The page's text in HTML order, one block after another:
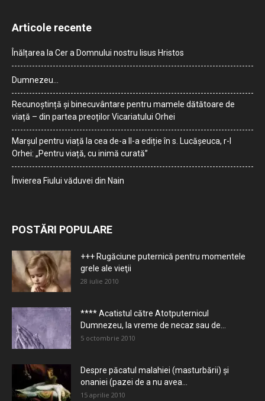
Articole recente
Înălțarea la Cer a Domnului nostru Iisus Hristos
Dumnezeu…
Recunoștință și binecuvântare pentru mamele dătătoare de
viață – din partea preoților Vicariatului Orhei
Marșul pentru viață la cea de-a II-a ediție în s. Lucășeuca, r-l
Orhei: „Pentru viață, cu inimă curată”
Învierea Fiului văduvei din Nain
POSTĂRI POPULARE
+++ Rugăciune puternică pentru momentele
grele ale vieţii
28 iulie 2010
**** Acatistul către Atotputernicul
Dumnezeu, la vreme de necaz sau de...
5 octombrie 2010
Despre păcatul malahiei (masturbării) şi
onaniei (pazei de a nu avea...
15 aprilie 2010